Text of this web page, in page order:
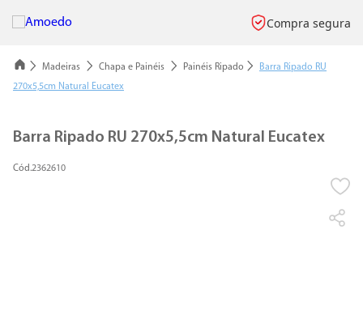
Compra segura
Madeiras Chapa e Painéis Painéis Ripado
Barra Ripado RU
270x5,5cm Natural Eucatex
Barra Ripado RU 270x5,5cm Natural Eucatex
2362610